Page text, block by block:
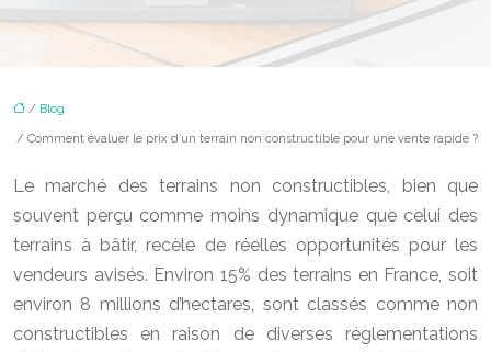
/ Blog
/ Comment évaluer le prix d’un terrain non constructible pour une vente rapide ?
Le marché des terrains non constructibles, bien que
souvent perçu comme moins dynamique que celui des
terrains à bâtir, recèle de réelles opportunités pour les
vendeurs avisés. Environ 15% des terrains en France, soit
environ 8 millions d’hectares, sont classés comme non
constructibles en raison de diverses réglementations